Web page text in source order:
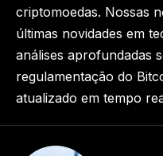
criptomoedas. Nossas
últimas novidades em
análises aprofundadas
regulamentação do
atualizado em tempo